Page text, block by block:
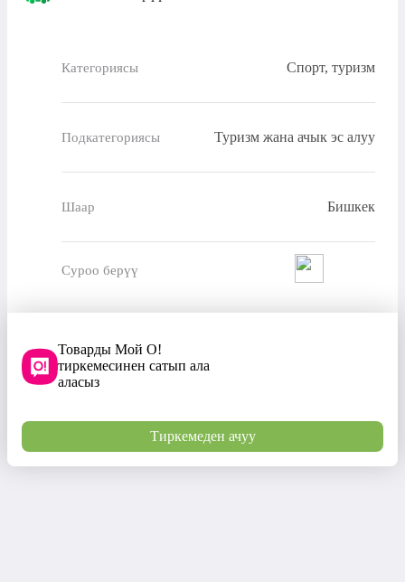
Категориясы Спорт, туризм
Подкатегориясы Туризм жана ачык эс алуу
Шаар Бишкек
Суроо берүү
Товарды Мой О!
тиркемесинен сатып ала
аласыз
Тиркемеден ачуу